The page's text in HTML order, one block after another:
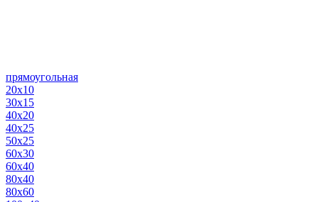
прямоугольная
20х10
30х15
40х20
40х25
50х25
60х30
60х40
80х40
80х60